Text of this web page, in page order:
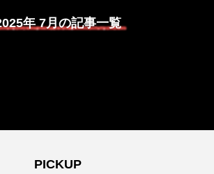
年 7月の記事一覧
PICKUP